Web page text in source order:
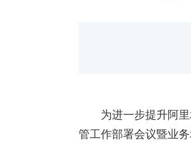
为进一步提升阿
管工作部署会议暨业